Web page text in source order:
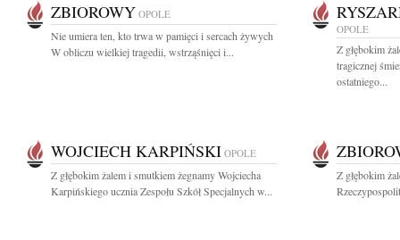
ZBIOROWY OPOLE
Nie umiera ten, kto trwa w pamięci i sercach żywych
W obliczu wielkiej tragedii, wstrząśnięci i...
OPOLE
Z głębokim
tragicznej
ostatniego...
WOJCIECH KARPIŃSKI OPOLE
Z głębokim żalem i smutkiem żegnamy Wojciecha
Karpińskiego ucznia Zespołu Szkół Specjalnych w...
Z głębokim